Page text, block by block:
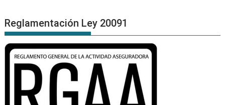
Reglamentación Ley 20091